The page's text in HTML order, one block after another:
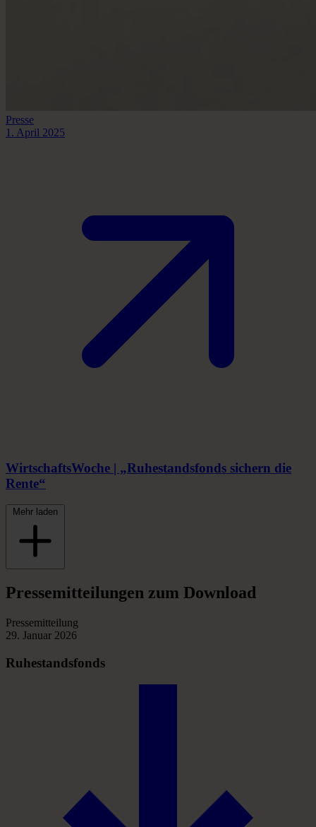
Presse
1. April 2025
WirtschaftsWoche | „Ruhestandsfonds sichern die
Rente“
Mehr laden
Pressemitteilungen zum Download
Pressemitteilung
29. Januar 2026
Ruhestandsfonds